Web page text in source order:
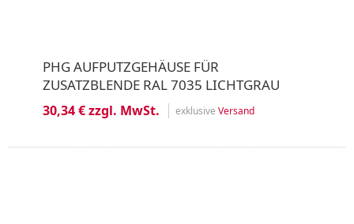
PHG AUFPUTZGEHÄUSE FÜR
ZUSATZBLENDE RAL 7035 LICHTGRAU
30,34 € zzgl. MwSt. exklusive Versand